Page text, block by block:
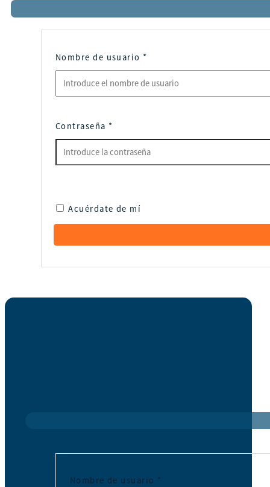
Nombre de usuario *
Contraseña *
Acuérdate de mí
Nombre de usuario *